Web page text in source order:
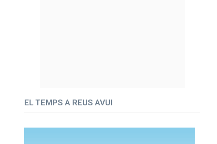
EL TEMPS A REUS AVUI